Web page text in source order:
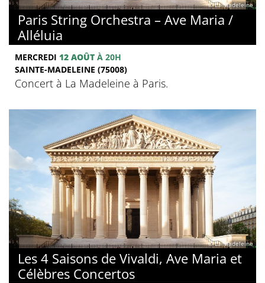
© La Madeleine
Paris String Orchestra – Ave Maria /
Alléluia
MERCREDI 12 AOÛT À 20H
SAINTE-MADELEINE (75008)
Concert à La Madeleine à Paris.
© La Madeleine
Les 4 Saisons de Vivaldi, Ave Maria et
Célèbres Concertos